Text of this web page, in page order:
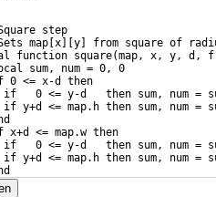
step
map
x y
from square of
function square
(map, x, y, d, f
sum, num = 0, 0
0 <= x-d then
if   0 <= y-d   then sum, num =
if y+d <= map.h then sum, num =
x+d <= map.w then
if   0 <= y-d   then sum, num =
if y+d <= map.h then sum, num =
[x